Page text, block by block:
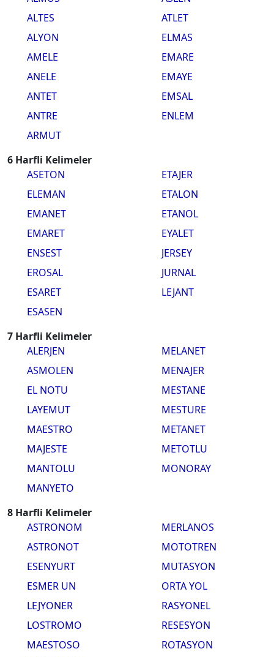
ALTES
ALYON
AMELE
ANELE
ANTET
ANTRE
ARMUT
ATLET
ELMAS
EMARE
EMAYE
EMSAL
ENLEM
6 Harfli Kelimeler
ASETON
ELEMAN
EMANET
EMARET
ENSEST
EROSAL
ESARET
ESASEN
ETAJER
ETALON
ETANOL
EYALET
JERSEY
JURNAL
LEJANT
7 Harfli Kelimeler
ALERJEN
ASMOLEN
EL NOTU
LAYEMUT
MAESTRO
MAJESTE
MANTOLU
MANYETO
MELANET
MENAJER
MESTANE
MESTURE
METANET
METOTLU
MONORAY
8 Harfli Kelimeler
ASTRONOM
ASTRONOT
ESENYURT
ESMER UN
LEJYONER
LOSTROMO
MAESTOSO
MERLANOS
MOTOTREN
MUTASYON
ORTA YOL
RASYONEL
RESESYON
ROTASYON